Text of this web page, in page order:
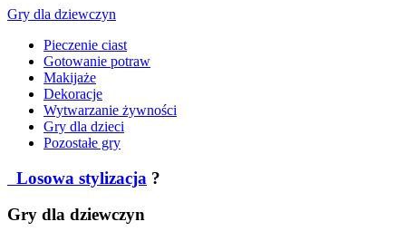
Gry dla dziewczyn
Pieczenie ciast
Gotowanie potraw
Makijaże
Dekoracje
Wytwarzanie żywności
Gry dla dzieci
Pozostałe gry
Losowa stylizacja ?
Gry dla dziewczyn